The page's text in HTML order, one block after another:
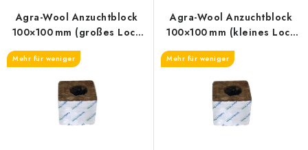
e
r
P
r
s
o
r
Agra-Wool Anzuchtblock
100×100 mm (großes Loch
Mehr für weniger
Agra-Wool Anzuchtblock
100×100 mm (kleines Loch
Mehr für weniger